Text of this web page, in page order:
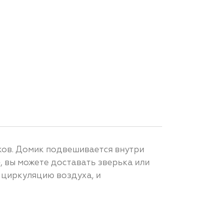
Домик подвешивается внутри
можете доставать зверька или
воздуха, и